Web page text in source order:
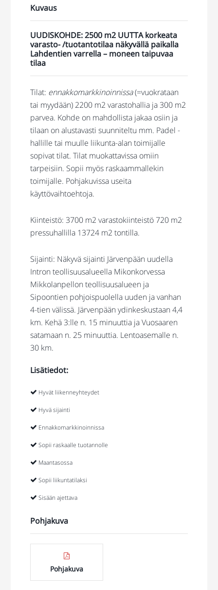
Kuvaus
UUDISKOHDE: 2500 m2 UUTTA korkeata
varasto- /tuotantotilaa näkyvällä paikalla
Lahdentien varrella – moneen taipuvaa
tilaa
Tilat: ennakkomarkkinoinnissa(=vuokrataan
tai myydään) 2200 m2 varastohallia ja 300 m2
parvea. Kohde on mahdollista jakaa osiin ja
tilaan on alustavasti suunniteltu mm. Padel -
hallille tai muulle liikunta-alan toimijalle
sopivat tilat. Tilat muokattavissa omiin
tarpeisiin. Sopii myös raskaammallekin
toimijalle. Pohjakuvissa useita
käyttövaihtoehtoja.
Kiinteistö: 3700 m2 varastokiinteistö 720 m2
pressuhallilla 13724 m2 tontilla.
Sijainti: Näkyvä sijainti Järvenpään uudella
Intron teollisuusalueella Mikonkorvessa
Mikkolanpellon teollisuusalueen ja
Sipoontien pohjoispuolella uuden ja vanhan
4-tien välissä. Järvenpään ydinkeskustaan 4,4
km. Kehä 3:lle n. 15 minuuttia ja Vuosaaren
satamaan n. 25 minuuttia. Lentoasemalle n.
30 km.
Lisätiedot:
Hyvät liikenneyhteydet
Hyvä sijainti
Ennakkomarkkinoinnissa
Sopii raskaalle tuotannolle
Maantasossa
Sopii liikuntatilaksi
Sisään ajettava
Pohjakuva
Pohjakuva